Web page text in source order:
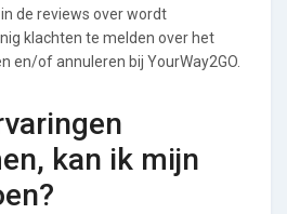
de reviews over wordt
klachten te melden over het
en/of annuleren bij YourWay2GO.
kan ik mijn